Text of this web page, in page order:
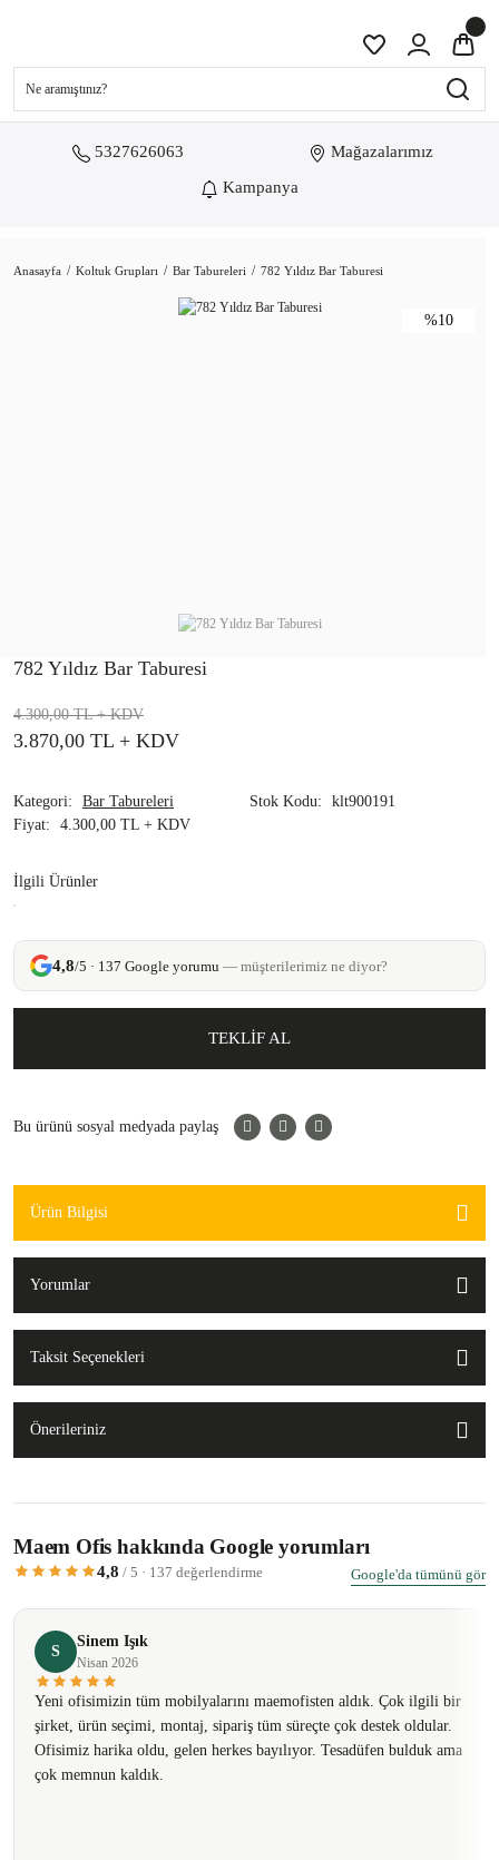
5327626063
Mağazalarımız
Kampanya
Anasayfa Koltuk Grupları Bar Tabureleri 782 Yıldız Bar Taburesi
%10
782 Yıldız Bar Taburesi
3.870,00 TL + KDV
4.300,00 TL+ KDV
Kategori Bar Tabureleri Stok Kodu
klt900191
Fiyat
4.300,00 TL + KDV
İlgili Ürünler
4,8/5 · 137 Google yorumu — müşterilerimiz ne diyor?
TEKLİF AL
Bu ürünü sosyal medyada paylaş
Ürün Bilgisi
Yorumlar
Taksit Seçenekleri
Önerileriniz
Maem Ofis hakkında Google yorumları
4,8 / 5 · 137 değerlendirme Google'da tümünü gör
S
Sinem Işık
Nisan 2026
Yeni ofisimizin tüm mobilyalarını maemofisten aldık. Çok ilgili bir
şirket, ürün seçimi, montaj, sipariş tüm süreçte çok destek oldular.
Ofisimiz harika oldu, gelen herkes bayılıyor. Tesadüfen bulduk ama
çok memnun kaldık.